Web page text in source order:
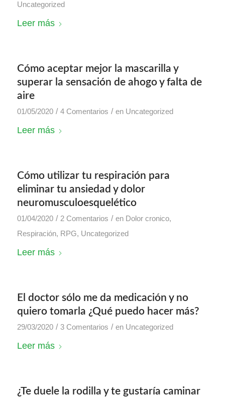
Uncategorized
Leer más
Cómo aceptar mejor la mascarilla y
superar la sensación de ahogo y falta de
aire
01/05/2020 / 4 Comentarios / en Uncategorized
Leer más
Cómo utilizar tu respiración para
eliminar tu ansiedad y dolor
neuromusculoesquelético
01/04/2020 / 2 Comentarios / en Dolor cronico,
Respiración, RPG, Uncategorized
Leer más
El doctor sólo me da medicación y no
quiero tomarla ¿Qué puedo hacer más?
29/03/2020 / 3 Comentarios / en Uncategorized
Leer más
¿Te duele la rodilla y te gustaría caminar